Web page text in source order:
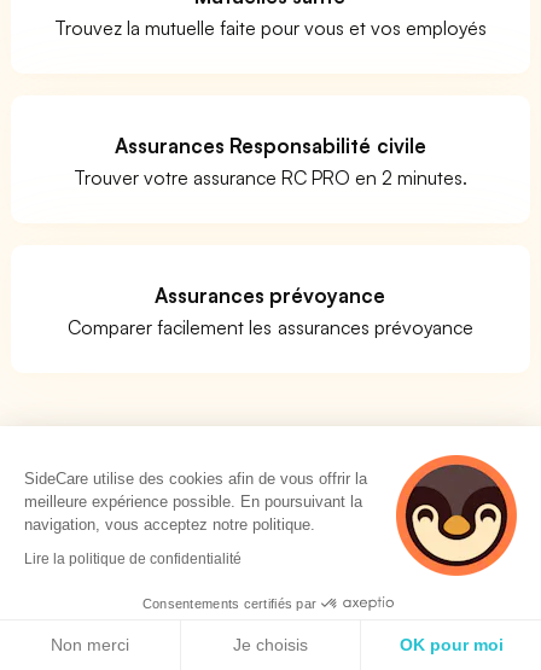
Trouvez la mutuelle faite pour vous et vos employés
Assurances Responsabilité civile
Trouver votre assurance RC PRO en 2 minutes.
Assurances prévoyance
Comparer facilement les assurances prévoyance
Vous vous posez la question de savoir si votre activité
correspond bien au code APE 4339Z ? La réponse n'est
pas évidente. Il n'existe pas de liste de métiers clairs
pour l'activité Autres travaux de finition. La meilleure
option est de prendre une société similaire à la vôtre et
de voir quel est son code d'activité. Si vous êtes chef
SideCare utilise des cookies afin de vous offrir la
meilleure expérience possible. En poursuivant la
navigation, vous acceptez notre politique.
Lire la politique de confidentialité
Consentements certifiés par
Non merci Je choisis OK pour moi